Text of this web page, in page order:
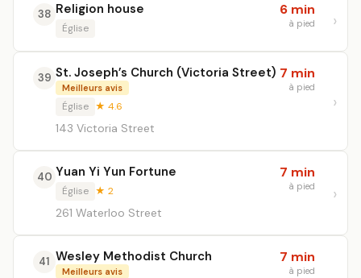
38 Religion house
Église
6 min
à pied
39 St. Joseph’s Church (Victoria Street)
Meilleurs avis
Église ★ 4.6
143 Victoria Street
7 min
à pied
40 Yuan Yi Yun Fortune
Église ★ 2
261 Waterloo Street
7 min
à pied
41 Wesley Methodist Church
Meilleurs avis
7 min
à pied